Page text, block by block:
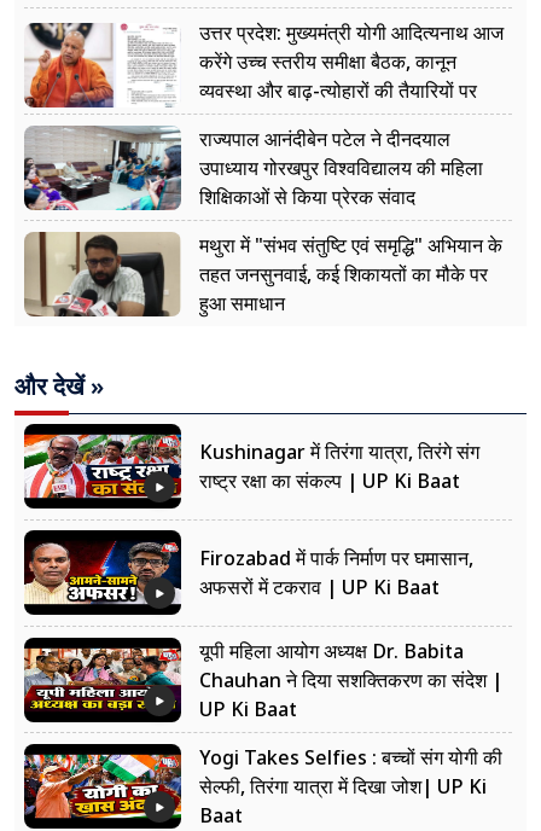
उत्तर प्रदेश: मुख्यमंत्री योगी आदित्यनाथ आज
करेंगे उच्च स्तरीय समीक्षा बैठक, कानून
व्यवस्था और बाढ़-त्योहारों की तैयारियों पर
नजर
राज्यपाल आनंदीबेन पटेल ने दीनदयाल
उपाध्याय गोरखपुर विश्वविद्यालय की महिला
शिक्षिकाओं से किया प्रेरक संवाद
मथुरा में "संभव संतुष्टि एवं समृद्धि" अभियान के
तहत जनसुनवाई, कई शिकायतों का मौके पर
हुआ समाधान
और देखें »
Kushinagar में तिरंगा यात्रा, तिरंगे संग
राष्ट्र रक्षा का संकल्प | UP Ki Baat
Firozabad में पार्क निर्माण पर घमासान,
अफसरों में टकराव | UP Ki Baat
यूपी महिला आयोग अध्यक्ष Dr. Babita
Chauhan ने दिया सशक्तिकरण का संदेश |
UP Ki Baat
Yogi Takes Selfies : बच्चों संग योगी की
सेल्फी, तिरंगा यात्रा में दिखा जोश| UP Ki
Baat